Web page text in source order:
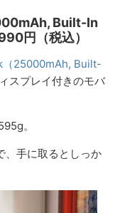
Built-In
円（税込）
25000mAh, Built-
スプレイ付きのモバ
。
、手に取るとしっか